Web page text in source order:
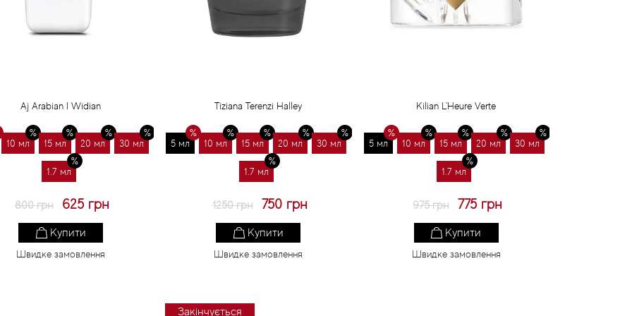
Aj Arabian I Widian
10 мл 15 мл 20 мл 30 мл
1.7 мл
800 грн 625 грн
Купити
Швидке замовлення
Tiziana Terenzi Halley
5 мл 10 мл 15 мл 20 мл 30 мл
1.7 мл
1250 грн 750 грн
Купити
Швидке замовлення
Kilian L'Heure Verte
5 мл 10 мл 15 мл 20 мл 30 мл
1.7 мл
975 грн 775 грн
Купити
Швидке замовлення
Закінчується